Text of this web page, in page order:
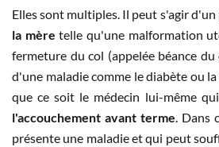
Elles sont multiples. Il peut s'agir d'un
la mère telle qu'une malformation
fermeture du col (appelée béance
d'une maladie comme le diabète ou
que ce soit le médecin lui-même
l'accouchement avant terme. Dans
présente une maladie et qui peut